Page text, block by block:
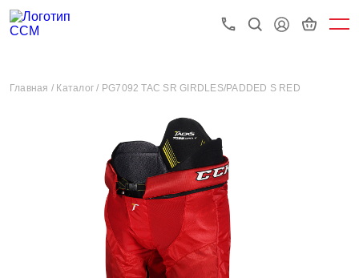
Главная / Каталог / PG7092 TAC SR GIRDLES/PADDED S RED